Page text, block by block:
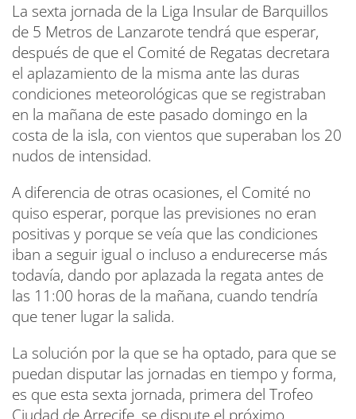
La sexta jornada de la Liga Insular de Barquillos
de 5 Metros de Lanzarote tendrá que esperar,
después de que el Comité de Regatas decretara
el aplazamiento de la misma ante las duras
condiciones meteorológicas que se registraban
en la mañana de este pasado domingo en la
costa de la isla, con vientos que superaban los 20
nudos de intensidad.
A diferencia de otras ocasiones, el Comité no
quiso esperar, porque las previsiones no eran
positivas y porque se veía que las condiciones
iban a seguir igual o incluso a endurecerse más
todavía, dando por aplazada la regata antes de
las 11:00 horas de la mañana, cuando tendría
que tener lugar la salida.
La solución por la que se ha optado, para que se
puedan disputar las jornadas en tiempo y forma,
es que esta sexta jornada, primera del Trofeo